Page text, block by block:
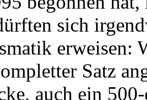
sich
erweisen:
Satz
auch ein